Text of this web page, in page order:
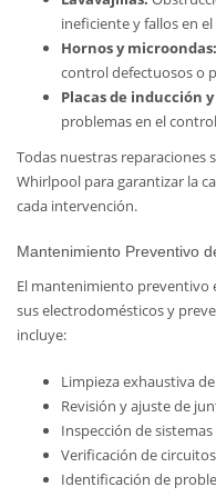
ineficiente y fallos en
Hornos y microondas:
control defectuosos o
Placas de inducción
problemas en el
Todas nuestras reparaciones
Whirlpool para garantizar la
cada intervención.
Mantenimiento Preventivo
El mantenimiento preventivo
sus electrodomésticos y
incluye:
Limpieza exhaustiva
Revisión y ajuste de
Inspección de
Verificación de
Identificación de